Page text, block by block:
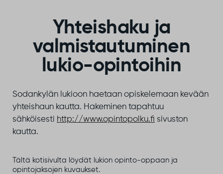
Yhteishaku ja
valmistautuminen
lukio-opintoihin
Sodankylän lukioon haetaan opiskelemaan kevään
yhteishaun kautta. Hakeminen tapahtuu
sähköisesti http://www.opintopolku.fi sivuston
kautta.
Tältä kotisivulta löydät lukion opinto-oppaan ja
opintojaksojen kuvaukset.